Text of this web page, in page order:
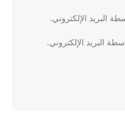
البريد الإلكتروني.
البريد الإلكتروني.